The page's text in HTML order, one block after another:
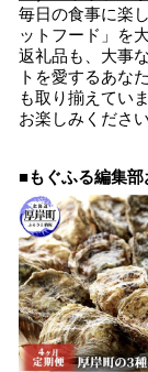
毎日の食事に楽
ットフード」を
返礼品も、大事
トを愛するあな
も取り揃えてい
お楽しみください
■もぐふる編集部